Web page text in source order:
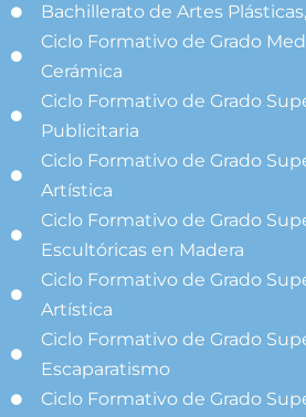
Bachillerato de Artes
Ciclo Formativo de Grado
Cerámica
Ciclo Formativo de Grado
Publicitaria
Ciclo Formativo de Grado
Artística
Ciclo Formativo de Grado
Escultóricas en Madera
Ciclo Formativo de Grado
Artística
Ciclo Formativo de Grado
Escaparatismo
Ciclo Formativo de Grado